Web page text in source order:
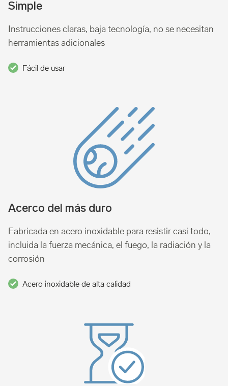
Simple
Instrucciones claras, baja tecnología, no se necesitan
herramientas adicionales
Fácil de usar
Acerco del más duro
Fabricada en acero inoxidable para resistir casi todo,
incluida la fuerza mecánica, el fuego, la radiación y la
corrosión
Acero inoxidable de alta calidad